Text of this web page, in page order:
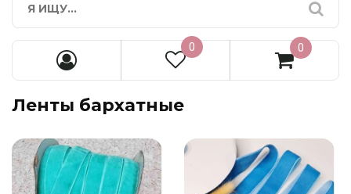
0 0
Ленты бархатные